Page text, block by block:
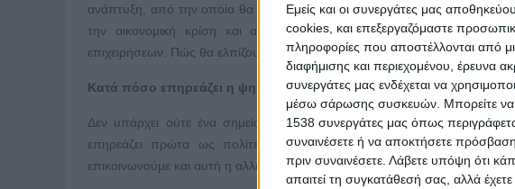
Εμείς και οι συνεργάτες μας
cookies, και επεξεργαζόμαστε
πληροφορίες που αποστέλλονται από
διαφήμισης και περιεχομένου, έρευνα
συνεργάτες μας ενδέχεται να
μέσω σάρωσης συσκευών. Μπορείτε να
1538 συνεργάτες μας όπως
συναινέσετε ή να αποκτήσετε πρόσβαση
πριν συναινέσετε. Λάβετε υπόψη ότι
απαιτεί τη συγκατάθεσή σας, αλλά
ανάπτυξη, από την οποία θα απολαύσουν καρπούς όλοι. Αλίμονο αν
την οικονομική κρίση και ακόμη επουλώνει τραύματα, επιτρέψουμε
επιχειρήσεων. Πώς θα ελπίζουμε τότε να ανακάμψουμε;
Κατά πόσο επηρεάζει η ψηφιακή οικονομία την αγορά εργασίας;
Δεν υπάρχει ούτε ένα σημείο το οποίο μένει ανεπηρέαστο, ευτυχώς!
επηρεάζει πρώτα ως πολίτες, μετά ως καταναλωτές και ύστερα
επικοινωνούμε και αυτή η αλλαγή είναι στην καρδιά των